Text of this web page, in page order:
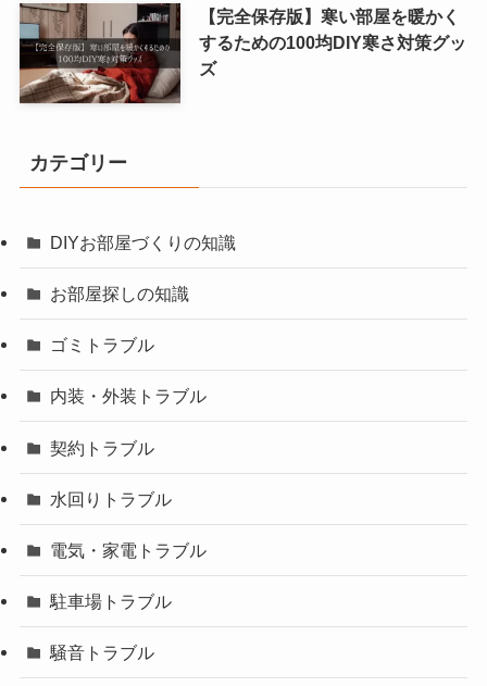
【完全保存版】寒い部屋を暖かく
するための100均DIY寒さ対策グッ
ズ
カテゴリー
DIYお部屋づくりの知識
お部屋探しの知識
ゴミトラブル
内装・外装トラブル
契約トラブル
水回りトラブル
電気・家電トラブル
駐車場トラブル
騒音トラブル